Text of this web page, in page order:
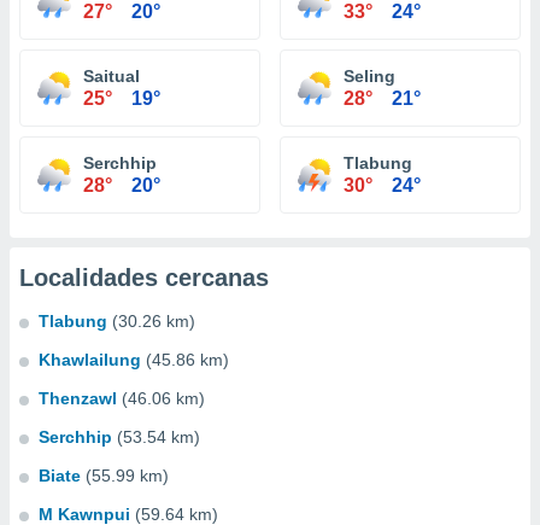
27° 20° 33° 24°
Saitual
25° 19°
Seling
28° 21°
Serchhip
28° 20°
Tlabung
30° 24°
Localidades cercanas
Tlabung (30.26 km)
Khawlailung (45.86 km)
Thenzawl (46.06 km)
Serchhip (53.54 km)
Biate (55.99 km)
M Kawnpui (59.64 km)